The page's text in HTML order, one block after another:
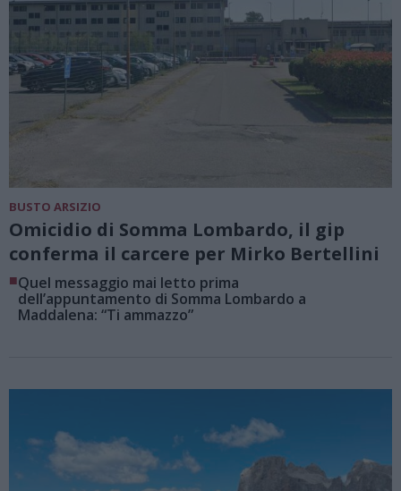
BUSTO ARSIZIO
Omicidio di Somma Lombardo, il gip
conferma il carcere per Mirko Bertellini
■Quel messaggio mai letto prima
dell’appuntamento di Somma Lombardo a
Maddalena: “Ti ammazzo”